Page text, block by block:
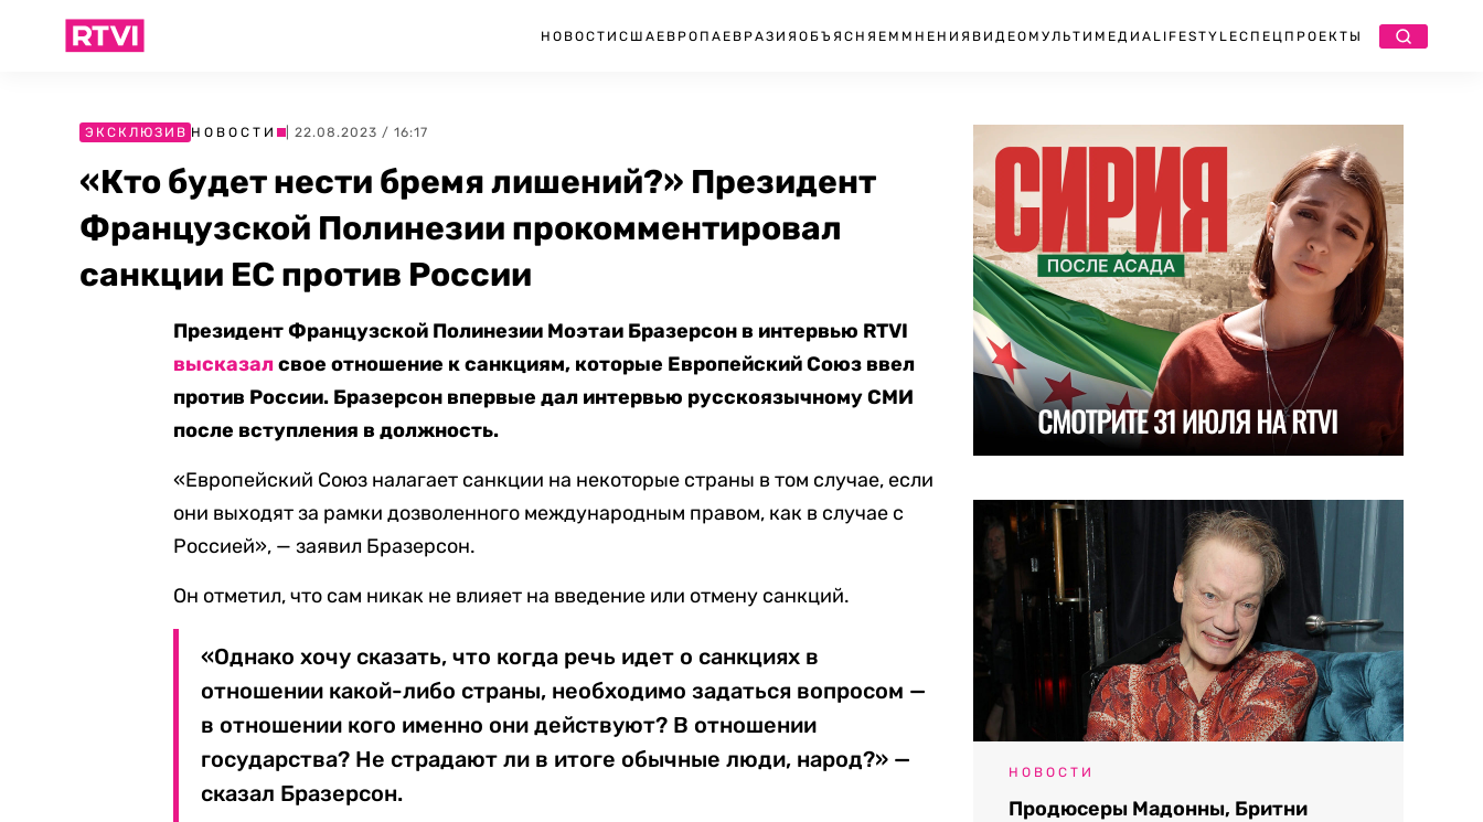
НОВОСТИ США ЕВРОПА ЕВРАЗИЯ ОБЪЯСНЯЕМ МНЕНИЯ ВИДЕО МУЛЬТИМЕДИА LIFESTYLEСПЕЦПРОЕКТЫ
ЭКСКЛЮЗИВ НОВОСТИ | 22.08.2023 / 16:17
«Кто будет нести бремя лишений?» Президент
Французской Полинезии прокомментировал
санкции ЕС против России
Президент Французской Полинезии Моэтаи Бразерсон в интервью RTVI
высказалсвое отношение к санкциям, которые Европейский Союз ввел
против России. Бразерсон впервые дал интервью русскоязычному СМИ
после вступления в должность.
«Европейский Союз налагает санкции на некоторые страны в том случае, если
они выходят за рамки дозволенного международным правом, как в случае с
Россией», — заявил Бразерсон.
Он отметил, что сам никак не влияет на введение или отмену санкций.
«Однако хочу сказать, что когда речь идет о санкциях в
отношении какой-либо страны, необходимо задаться вопросом —
в отношении кого именно они действуют? В отношении
государства? Не страдают ли в итоге обычные люди, народ?» —
сказал Бразерсон.
НОВОСТИ
Продюсеры Мадонны, Бритни